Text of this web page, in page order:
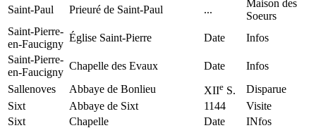
Saint-Paul Prieuré de Saint-Paul ...
Maison des
Soeurs
Saint-Pierre-
en-Faucigny
Église Saint-Pierre Date
Infos
Saint-Pierre-
en-Faucigny
Chapelle des Evaux Date
Infos
Sallenoves
Abbaye de Bonlieu XIIe S.
Disparue
Sixt
Abbaye de Sixt 1144
Visite
Sixt
Chapelle Date
INfos